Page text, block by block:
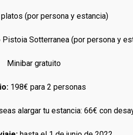
(por persona y estancia)
Pistoia Sotterranea (por persona y
Minibar gratuito
198€ para 2 personas
alargar tu estancia: 66€ con